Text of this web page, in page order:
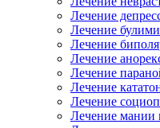
Лечение
Лечение
Лечение
Лечение
Лечение
Лечение
Лечение
Лечение мании